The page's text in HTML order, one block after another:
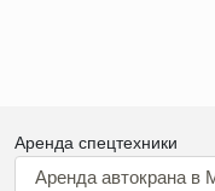
Аренда спецтехники
Аренда автокрана в